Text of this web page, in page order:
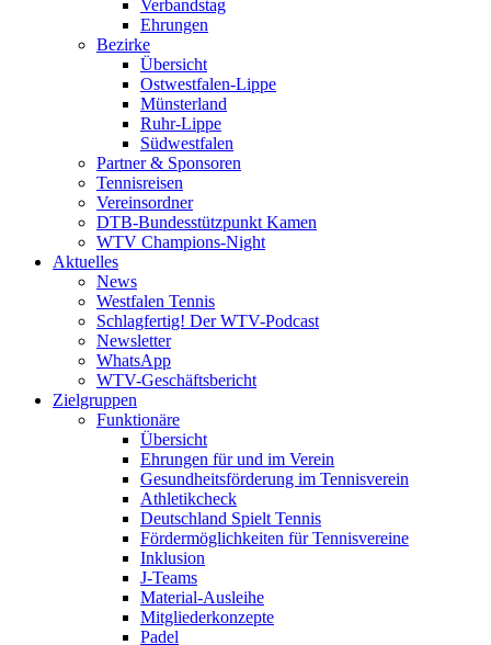
Verbandstag
Ehrungen
Bezirke
Übersicht
Ostwestfalen-Lippe
Münsterland
Ruhr-Lippe
Südwestfalen
Partner & Sponsoren
Tennisreisen
Vereinsordner
DTB-Bundesstützpunkt Kamen
WTV Champions-Night
Aktuelles
News
Westfalen Tennis
Schlagfertig! Der WTV-Podcast
Newsletter
WhatsApp
WTV-Geschäftsbericht
Zielgruppen
Funktionäre
Übersicht
Ehrungen für und im Verein
Gesundheitsförderung im Tennisverein
Athletikcheck
Deutschland Spielt Tennis
Fördermöglichkeiten für Tennisvereine
Inklusion
J-Teams
Material-Ausleihe
Mitgliederkonzepte
Padel